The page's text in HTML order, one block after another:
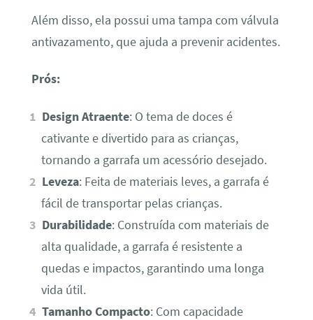
Além disso, ela possui uma tampa com válvula
antivazamento, que ajuda a prevenir acidentes.
Prós:
Design Atraente: O tema de doces é
cativante e divertido para as crianças,
tornando a garrafa um acessório desejado.
Leveza: Feita de materiais leves, a garrafa é
fácil de transportar pelas crianças.
Durabilidade: Construída com materiais de
alta qualidade, a garrafa é resistente a
quedas e impactos, garantindo uma longa
vida útil.
Tamanho Compacto: Com capacidade